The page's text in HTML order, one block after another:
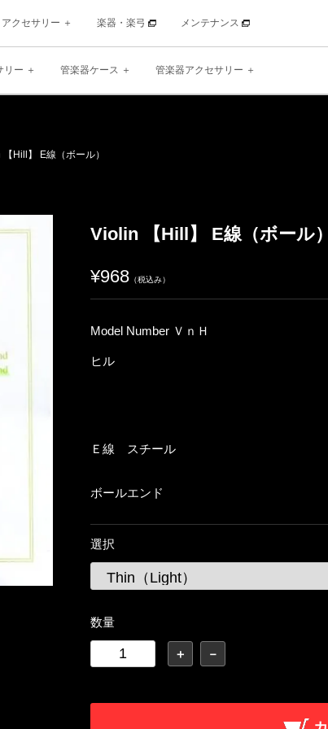
アクセサリー 楽器・楽弓 メンテナンス
リー 管楽器ケース 管楽器アクセサリー
】 E線（ボール）
Violin 【Hill】 E線（ボール）
¥968（税込み）
Model Number ＶｎＨ
ヒル
Ｅ線 スチール
ボールエンド
選択
数量
＋ －